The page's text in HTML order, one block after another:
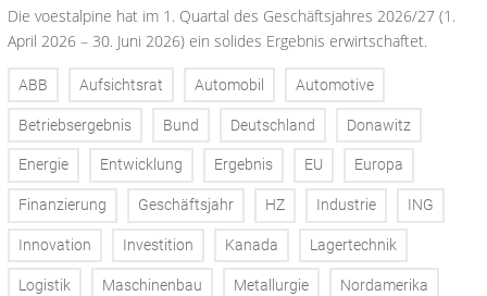
Die voestalpine hat im 1. Quartal des Geschäftsjahres 2026/27 (1.
April 2026 – 30. Juni 2026) ein solides Ergebnis erwirtschaftet.
ABB Aufsichtsrat Automobil Automotive
Betriebsergebnis Bund Deutschland Donawitz
Energie Entwicklung Ergebnis EU Europa
Finanzierung Geschäftsjahr HZ Industrie ING
Innovation Investition Kanada Lagertechnik
Logistik Maschinenbau Metallurgie Nordamerika